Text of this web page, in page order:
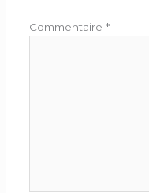
Commentaire *